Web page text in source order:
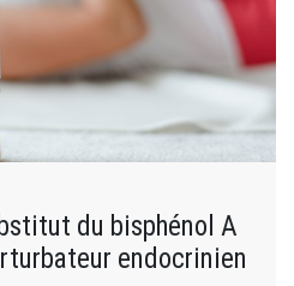
du bisphénol A
endocrinien